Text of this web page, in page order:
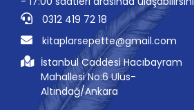
0312 419 72 18
kitaplarsepette@gmail.com
İstanbul Caddesi Hacıbayram
Mahallesi No:6 Ulus-
Altındağ/Ankara